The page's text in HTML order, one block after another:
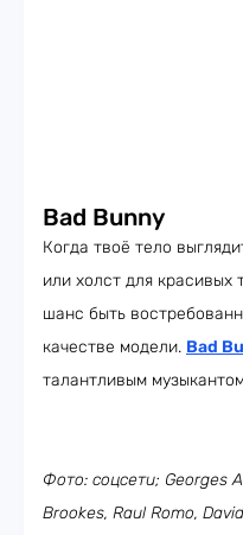
Bad Bunny
Когда твоё тело
или холст для красивых
шанс быть
качестве модели. Bad
талантливым
Фото: соцсети; Georges
Brookes, Raul Romo,